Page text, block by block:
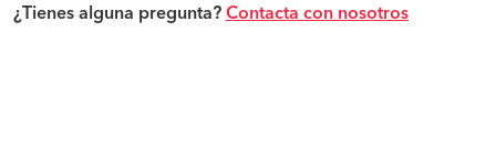
¿Tienes alguna pregunta? Contacta con nosotros